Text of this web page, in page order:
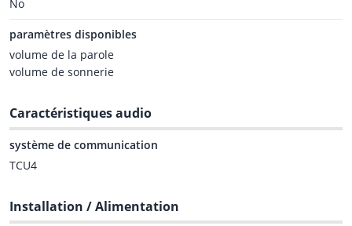
No
paramètres disponibles
volume de la parole
volume de sonnerie
Caractéristiques audio
système de communication
TCU4
Installation / Alimentation